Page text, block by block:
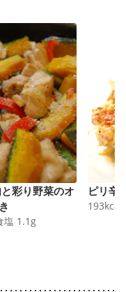
彩り野菜のオ
塩 1.1 g
ピリ辛
193kcal